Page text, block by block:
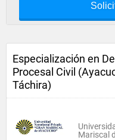
Especialización en
Procesal Civil
Táchira)
Mariscal